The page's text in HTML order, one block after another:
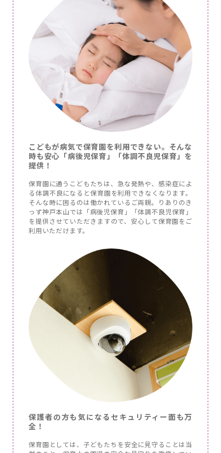
こどもが病気で保育園を利用できない。そんな
時も安心「病後児保育」「体調不良児保育」を
提供！
保育園に通うこどもたちは、急な発熱や、感染症によ
る体調不良になると保育園を利用できなくなります。
そんな時に困るのは働かれているご両親。りありのき
っず神戸本山では「病後児保育」「体調不良児保育」
を提供させていただきますので、安心して保育園をご
利用いただけます。
保護者の方も気になるセキュリティー面も万
全！
保育園としては、子どもたちを安全に見守ることは当